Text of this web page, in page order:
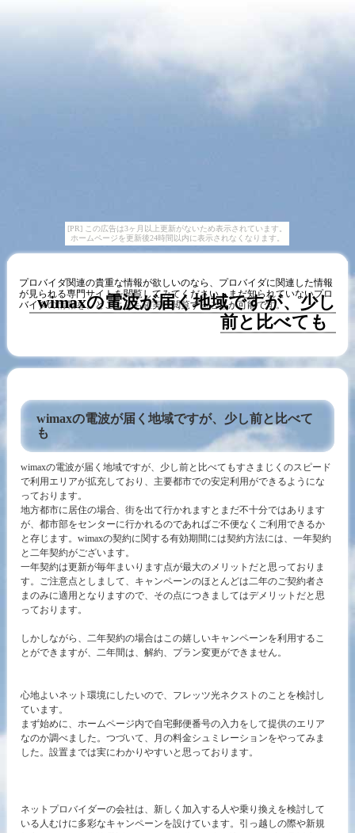
[PR] この広告は3ヶ月以上更新がないため表示されています。
ホームページを更新後24時間以内に表示されなくなります。
プロバイダ関連の貴重な情報が欲しいのなら、プロバイダに関連した情報
が見られる専門サイトを閲覧してみてください。まだ知られていないプロ
バイダの情報を、どこよりも確実に閲覧することが可能です。
wimaxの電波が届く地域ですが、少し
前と比べても
wimaxの電波が届く地域ですが、少し前と比べて
も
wimaxの電波が届く地域ですが、少し前と比べてもすさまじくのスピード
で利用エリアが拡充しており、主要都市での安定利用ができるようにな
っております。
地方都市に居住の場合、街を出て行かれますとまだ不十分ではあります
が、都市部をセンターに行かれるのであればご不便なくご利用できるか
と存じます。wimaxの契約に関する有効期間には契約方法には、一年契約
と二年契約がございます。
一年契約は更新が毎年まいります点が最大のメリットだと思っておりま
す。ご注意点としまして、キャンペーンのほとんどは二年のご契約者さ
まのみに適用となりますので、その点につきましてはデメリットだと思
っております。
しかしながら、二年契約の場合はこの嬉しいキャンペーンを利用するこ
とができますが、二年間は、解約、プラン変更ができません。
心地よいネット環境にしたいので、フレッツ光ネクストのことを検討し
ています。
まず始めに、ホームページ内で自宅郵便番号の入力をして提供のエリア
なのか調べました。つづいて、月の料金シュミレーションをやってみま
した。設置までは実にわかりやすいと思っております。
ネットプロバイダーの会社は、新しく加入する人や乗り換えを検討して
いる人むけに多彩なキャンペーンを設けています。引っ越しの際や新規